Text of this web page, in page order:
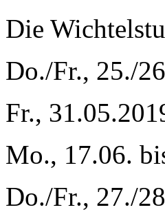
Die
Do./Fr., 25./
Fr.,
Mo., 17.06.
Do./Fr., 27./